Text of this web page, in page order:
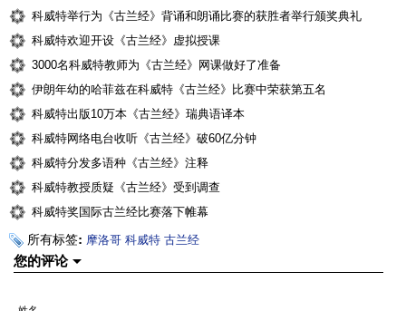
科威特举行为《古兰经》背诵和朗诵比赛的获胜者举行颁奖典礼
科威特欢迎开设《古兰经》虚拟授课
3000名科威特教师为《古兰经》网课做好了准备
伊朗年幼的哈菲兹在科威特《古兰经》比赛中荣获第五名
科威特出版10万本《古兰经》瑞典语译本
科威特网络电台收听《古兰经》破60亿分钟
科威特分发多语种《古兰经》注释
科威特教授质疑《古兰经》受到调查
科威特奖国际古兰经比赛落下帷幕
所有标签: 摩洛哥 科威特 古兰经
您的评论